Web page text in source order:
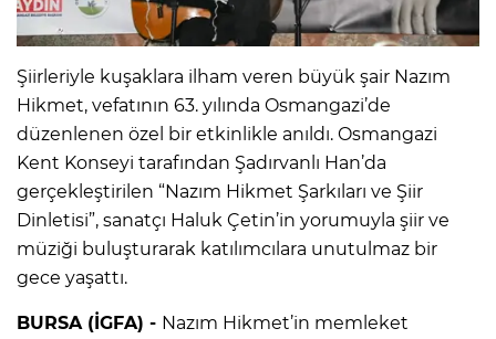
Şiirleriyle kuşaklara ilham veren büyük şair Nazım
Hikmet, vefatının 63. yılında Osmangazi’de
düzenlenen özel bir etkinlikle anıldı. Osmangazi
Kent Konseyi tarafından Şadırvanlı Han’da
gerçekleştirilen “Nazım Hikmet Şarkıları ve Şiir
Dinletisi”, sanatçı Haluk Çetin’in yorumuyla şiir ve
müziği buluşturarak katılımcılara unutulmaz bir
gece yaşattı.
BURSA (İGFA) - Nazım Hikmet’in memleket